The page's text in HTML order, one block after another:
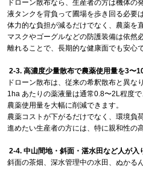
ドローン散布なら、生産者の方は機体の
液タンクを背負って圃場を歩き回る必要
体力的な負担が減るだけでなく、農薬を
マスクやゴーグルなどの防護装備は依然
離れることで、長期的な健康面でも安心で
2-3. 高濃度少量散布で農薬使用量を3〜
ドローン散布は、従来の希釈散布と異な
1ha あたりの薬液量は通常0.8〜2L程度
農薬使用量を大幅に削減できます。
農薬コストが下がるだけでなく、環境負
進めたい生産者の方には、特に親和性の
2-4. 中山間地・斜面・湛水田など人が入
斜面の茶畑、深水管理中の水田、ぬかる